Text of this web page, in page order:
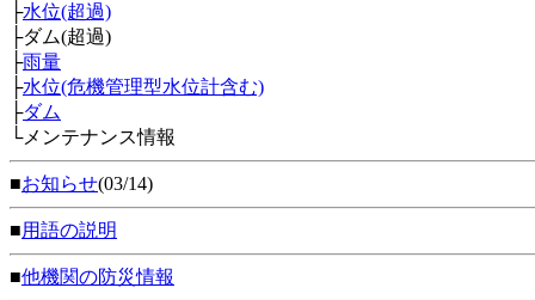
├水位(超過)
├ダム(超過)
├雨量
├水位(危機管理型水位計含む)
├ダム
└メンテナンス情報
■お知らせ(03/14)
■用語の説明
■他機関の防災情報